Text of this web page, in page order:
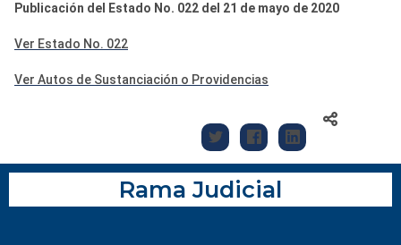
Publicación del Estado No. 022 del 21 de mayo de 2020
Ver Estado No. 022
Ver Autos de Sustanciación o Providencias
Rama Judicial